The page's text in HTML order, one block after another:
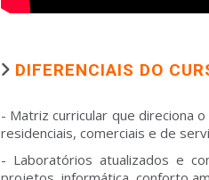
DIFERENCIAIS DO
- Matriz curricular que direciona
residenciais, comerciais e de
- Laboratórios atualizados e